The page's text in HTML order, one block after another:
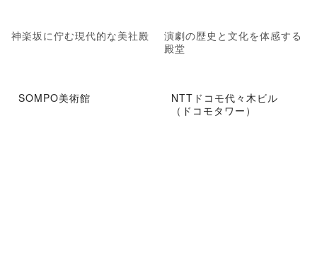
神楽坂に佇む現代的な美社殿
演劇の歴史と文化を体感する
殿堂
SOMPO美術館
NTTドコモ代々木ビル
（ドコモタワー）